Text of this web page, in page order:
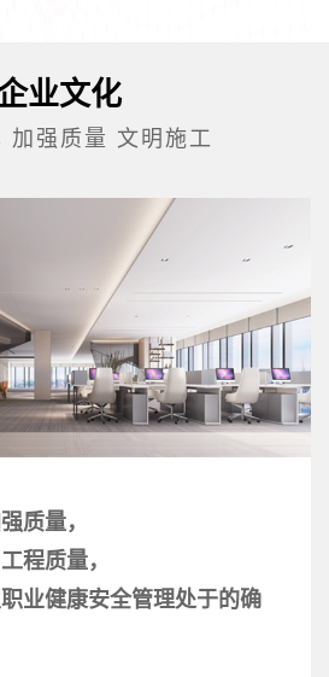
业文化
加强质量 文明施工
质量，
程质量，
业健康安全管理处于的确